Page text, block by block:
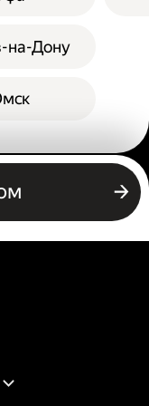
на-Дону
Россия